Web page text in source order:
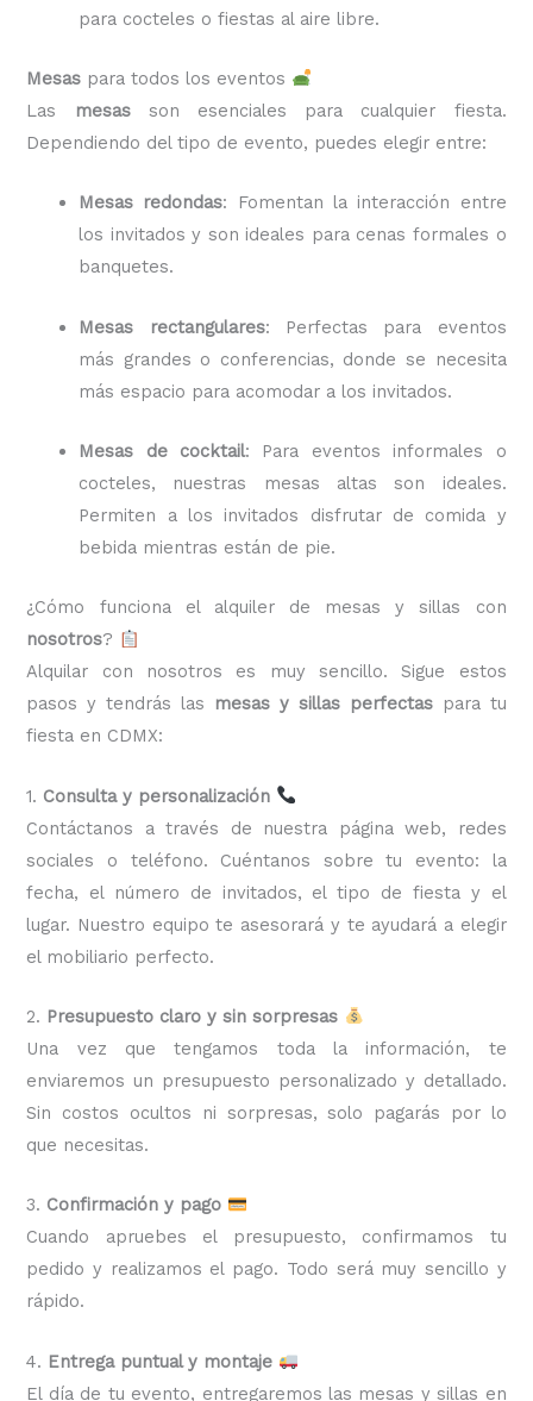
para cocteles o fiestas al aire libre.
Mesas para todos los eventos
Las
mesasson esenciales para cualquier fiesta.
Dependiendo del tipo de evento, puedes elegir entre:
Mesas redondas: Fomentan la interacción entre
los invitados y son ideales para cenas formales o
banquetes.
Mesas rectangulares: Perfectas para eventos
más grandes o conferencias, donde se necesita
más espacio para acomodar a los invitados.
Mesas de cocktail: Para eventos informales o
cocteles, nuestras mesas altas son ideales.
Permiten a los invitados disfrutar de comida y
bebida mientras están de pie.
¿Cómo funciona el alquiler de mesas y sillas con
nosotros?
Alquilar con nosotros es muy sencillo. Sigue estos
pasos y tendrás las
mesas y sillas perfectaspara tu
fiesta en CDMX:
1. Consulta y personalización
Contáctanos a través de nuestra página web, redes
sociales o teléfono. Cuéntanos sobre tu evento: la
fecha, el número de invitados, el tipo de fiesta y el
lugar. Nuestro equipo te asesorará y te ayudará a elegir
el mobiliario perfecto.
2. Presupuesto claro y sin sorpresas
Una vez que tengamos toda la información, te
enviaremos un presupuesto personalizado y detallado.
Sin costos ocultos ni sorpresas, solo pagarás por lo
que necesitas.
3. Confirmación y pago
Cuando apruebes el presupuesto, confirmamos tu
pedido y realizamos el pago. Todo será muy sencillo y
rápido.
4. Entrega puntual y montaje
El día de tu evento, entregaremos las mesas y sillas en